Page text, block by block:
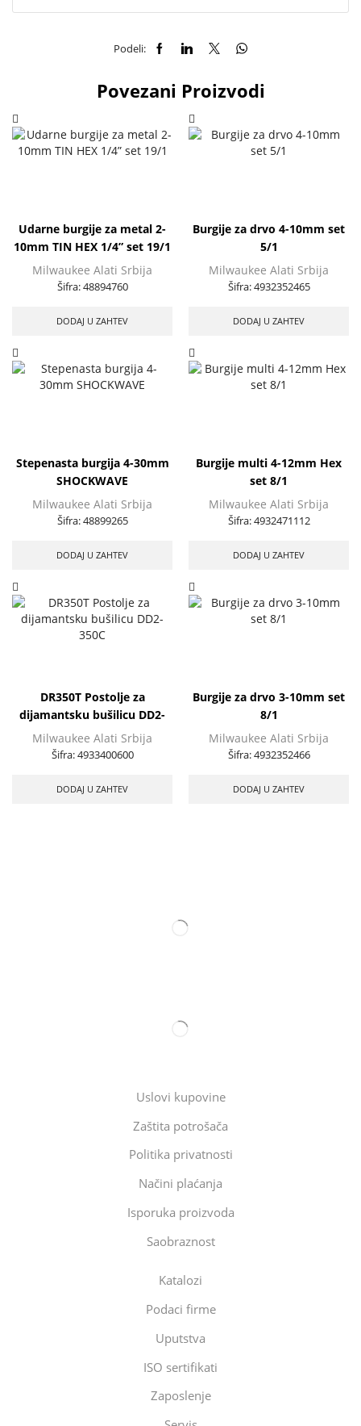
Podeli:
Povezani Proizvodi
Udarne burgije za metal 2-
10mm TIN HEX 1/4” set 19/1
Milwaukee Alati Srbija
Šifra:48894760
DODAJ U ZAHTEV
Burgije za drvo 4-10mm set
5/1
Milwaukee Alati Srbija
Šifra:4932352465
DODAJ U ZAHTEV
Stepenasta burgija 4-30mm
SHOCKWAVE
Milwaukee Alati Srbija
Šifra:48899265
DODAJ U ZAHTEV
Burgije multi 4-12mm Hex
set 8/1
Milwaukee Alati Srbija
Šifra:4932471112
DODAJ U ZAHTEV
DR350T Postolje za
dijamantsku bušilicu DD2-
350C
Milwaukee Alati Srbija
Šifra:4933400600
DODAJ U ZAHTEV
Burgije za drvo 3-10mm set
8/1
Milwaukee Alati Srbija
Šifra:4932352466
DODAJ U ZAHTEV
Uslovi kupovine
Zaštita potrošača
Politika privatnosti
Načini plaćanja
Isporuka proizvoda
Saobraznost
Katalozi
Podaci firme
Uputstva
ISO sertifikati
Zaposlenje